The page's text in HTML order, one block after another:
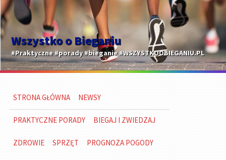
Wszystko o Bieganiu
#Praktyczne #porady #bieganie #WSZYSTKOOBIEGANIU.PL
STRONA GŁÓWNA NEWSY
PRAKTYCZNE PORADY BIEGAJ I ZWIEDZAJ
ZDROWIE SPRZĘT PROGNOZA POGODY